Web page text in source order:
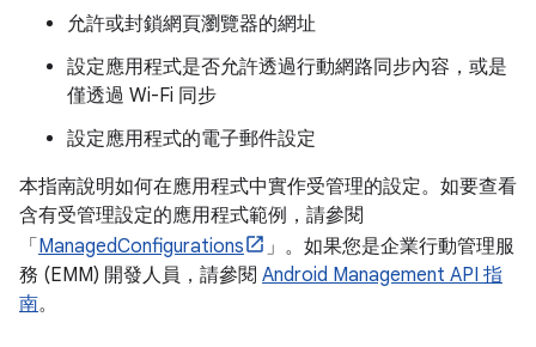
允許或封鎖網頁瀏覽器的網址
設定應用程式是否允許透過行動網路同步內容，或是
僅透過 Wi-Fi 同步
設定應用程式的電子郵件設定
本指南說明如何在應用程式中實作受管理的設定。如要查看
含有受管理設定的應用程式範例，請參閱
「 ManagedConfigurations
」。如果您是企業行動管理服
務 (EMM) 開發人員，請參閱 Android Management API 指
南。